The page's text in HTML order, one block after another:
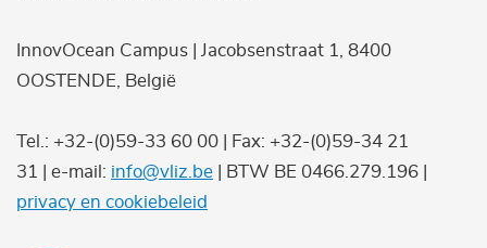
InnovOcean Campus | Jacobsenstraat 1, 8400
OOSTENDE, België
Tel.: +32-(0)59-33 60 00 | Fax: +32-(0)59-34 21
31 | e-mail: info@vliz.be | BTW BE 0466.279.196 |
privacy en cookiebeleid